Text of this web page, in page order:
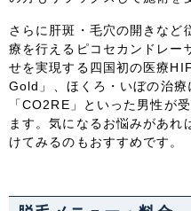
さらに肝斑・毛穴の開きなど
療を行えるピコセカンドレー
せを実現する四国初の医療
Gold」、ほくろ・いぼの治
「CO2RE」といった男性が
ます。気になるお悩みがあれ
けてみるのもおすすめです。
大分県 宮崎県